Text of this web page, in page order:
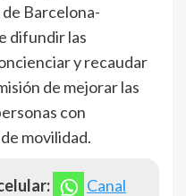
Barcelona-
difundir las
y recaudar
de mejorar las
con
movilidad.
Canal